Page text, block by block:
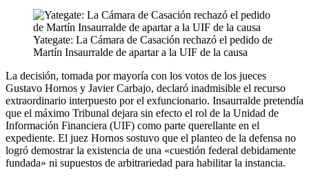
Yategate: La Cámara de Casación rechazó el pedido de
Martín Insaurralde de apartar a la UIF de la causa
La decisión, tomada por mayoría con los votos de los jueces
Gustavo Hornos y Javier Carbajo, declaró inadmisible el recurso
extraordinario interpuesto por el exfuncionario. Insaurralde pretendía
que el máximo Tribunal dejara sin efecto el rol de la Unidad de
Información Financiera (UIF) como parte querellante en el
expediente. El juez Hornos sostuvo que el planteo de la defensa no
logró demostrar la existencia de una «cuestión federal debidamente
fundada» ni supuestos de arbitrariedad para habilitar la instancia.